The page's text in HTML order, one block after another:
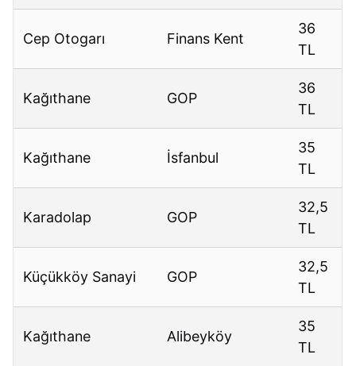
Cep Otogarı Finans Kent
36
TL
Kağıthane GOP
36
TL
Kağıthane İsfanbul
35
TL
Karadolap GOP
32,5
TL
Küçükköy Sanayi GOP
32,5
TL
Kağıthane Alibeyköy
35
TL